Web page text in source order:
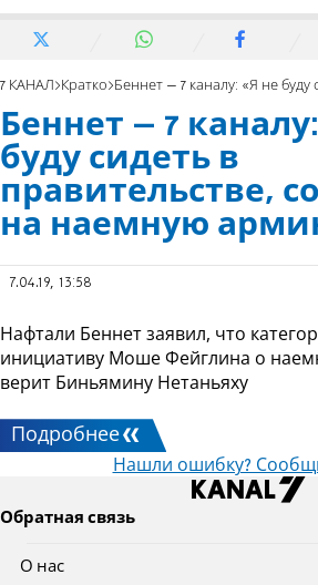
7 КАНАЛ Кратко Беннет – 7 каналу: «Я не буду сидеть в правительстве,
Беннет – 7
буду сидеть в
правительстве,
на наемную
7.04.19, 13:58
Нафтали Беннет заявил, что
инициативу Моше Фейглина о
верит Биньямину Нетаньяху
Подробнее
Нашли ошибку?
Обратная связь
О нас